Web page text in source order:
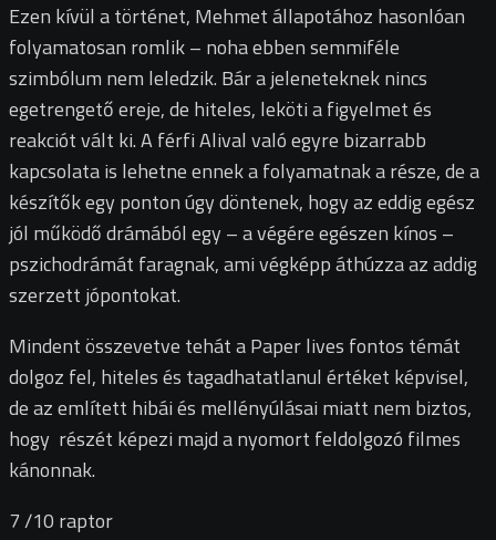
Ezen kívül a történet, Mehmet állapotához hasonlóan
folyamatosan romlik – noha ebben semmiféle
szimbólum nem leledzik. Bár a jeleneteknek nincs
egetrengető ereje, de hiteles, leköti a figyelmet és
reakciót vált ki. A férfi Alival való egyre bizarrabb
kapcsolata is lehetne ennek a folyamatnak a része, de a
készítők egy ponton úgy döntenek, hogy az eddig egész
jól működő drámából egy – a végére egészen kínos –
pszichodrámát faragnak, ami végképp áthúzza az addig
szerzett jópontokat.
Mindent összevetve tehát a Paper lives fontos témát
dolgoz fel, hiteles és tagadhatatlanul értéket képvisel,
de az említett hibái és mellényúlásai miatt nem biztos,
hogy részét képezi majd a nyomort feldolgozó filmes
kánonnak.
7/10 raptor